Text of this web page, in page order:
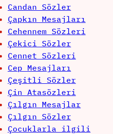
Candan Sözler
Çapkın Mesajları
Cehennem Sözleri
Çekici Sözler
Cennet Sözleri
Cep Mesajları
Çeşitli Sözler
Çin Atasözleri
Çılgın Mesajlar
Çılgın Sözler
Çocuklarla ilgili